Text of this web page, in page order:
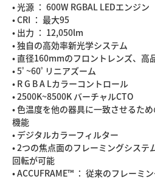
• 光源 ： 600W RGBAL LEDエンジン
• CRI ： 最大95
• 出力 ： 12,050lm
• 独自の高効率新光学システム
• 直径160mmのフロントレンズ、高
• 5ﾟ~60ﾟリニアズーム
• R G B A Lカラーコントロール
• 2500K~8500K バーチャルCTO
• 色温度を他の器具に一致させるた
機能
• デジタルカラーフィルター
• 2つの焦点面のフレーミングシステ
回転が可能
• ACCUFRAME™ ： 従来のフレーミ